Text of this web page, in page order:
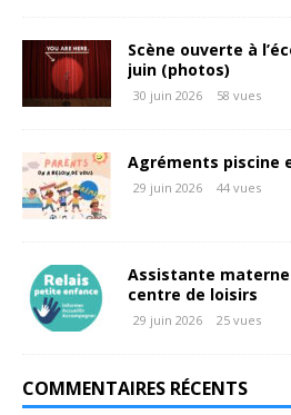
Scène ouverte à
juin (photos)
30 juin 2026 58 vues
Agréments piscine
29 juin 2026 44 vues
Assistante
centre de loisirs
29 juin 2026 25 vues
COMMENTAIRES RÉCENTS